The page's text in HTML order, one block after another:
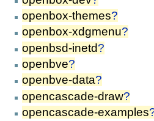
openbox-themes?
openbox-xdgmenu?
openbsd-inetd?
openbve?
openbve-data?
opencascade-draw?
opencascade-examples